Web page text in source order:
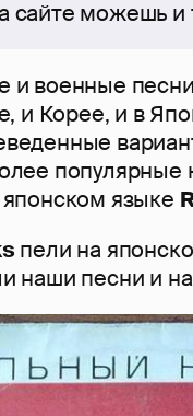
сайте можешь и
и военные
и Корее, и в
языке
пели на
наши песни и